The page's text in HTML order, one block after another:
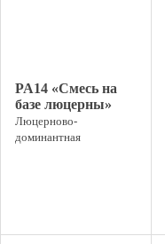
PA14 «Смесь на
базе люцерны»
Люцерново-
доминантная